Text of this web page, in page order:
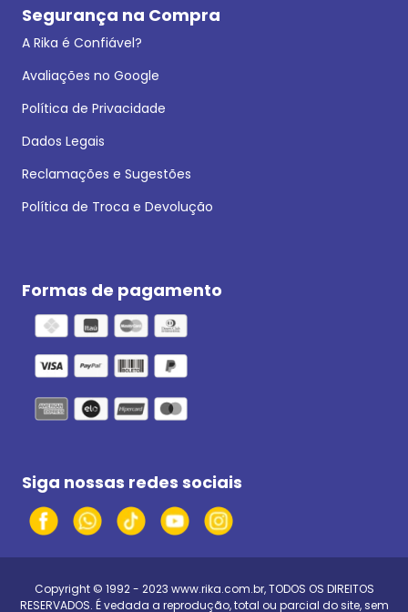
Segurança na Compra
A Rika é Confiável?
Avaliações no Google
Política de Privacidade
Dados Legais
Reclamações e Sugestões
Política de Troca e Devolução
Formas de pagamento
Siga nossas redes sociais
Copyright © 1992 - 2023 www.rika.com.br, TODOS OS DIREITOS
RESERVADOS. É vedada a reprodução, total ou parcial do site, sem